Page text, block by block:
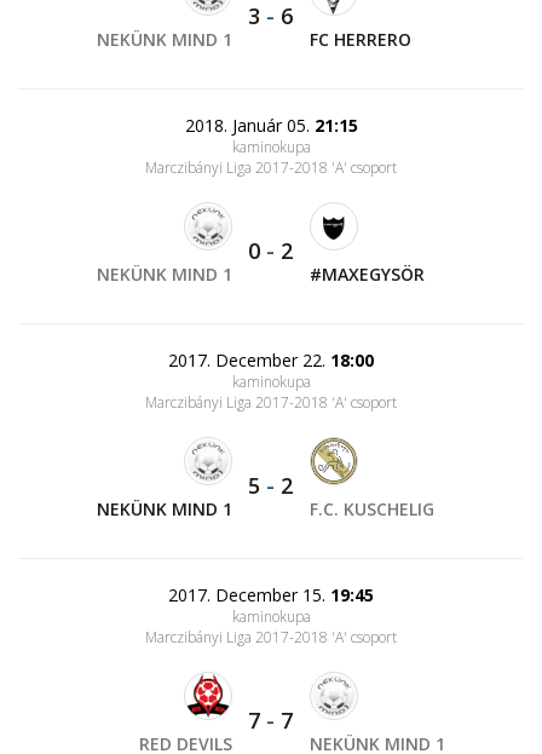
NEKÜNK MIND 1
3 - 6
FC HERRERO
2018. Január 05. 21:15
kaminokupa
Marczibányi Liga 2017-2018 'A' csoport
NEKÜNK MIND 1
0 - 2
#MAXEGYSÖR
2017. December 22. 18:00
kaminokupa
Marczibányi Liga 2017-2018 'A' csoport
NEKÜNK MIND 1
5 - 2
F.C. KUSCHELIG
2017. December 15. 19:45
kaminokupa
Marczibányi Liga 2017-2018 'A' csoport
RED DEVILS
7 - 7
NEKÜNK MIND 1